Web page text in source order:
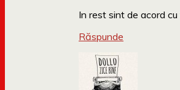
In rest sint de acord cu
Răspunde